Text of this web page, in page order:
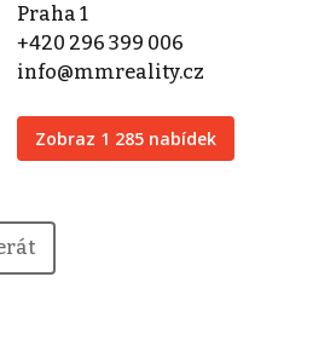
Praha 1
+420 296 399 006
info@mmreality.cz
Zobraz 1 285 nabídek